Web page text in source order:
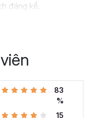
đáng kể.
nên không biết
Excel và đang
lên.
83
%
15